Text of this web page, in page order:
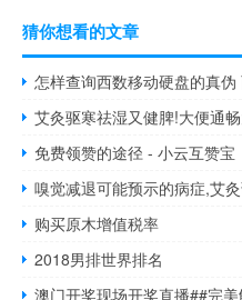
猜你想看的文章
怎样查询西数移动硬盘的真
艾灸驱寒祛湿又健脾!大便通
免费领赞的途径 - 小云互赞宝
嗅觉减退可能预示的病症,艾
购买原木增值税率
2018男排世界排名